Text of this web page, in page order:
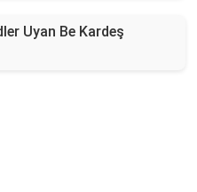
Uyan Be Kardeş